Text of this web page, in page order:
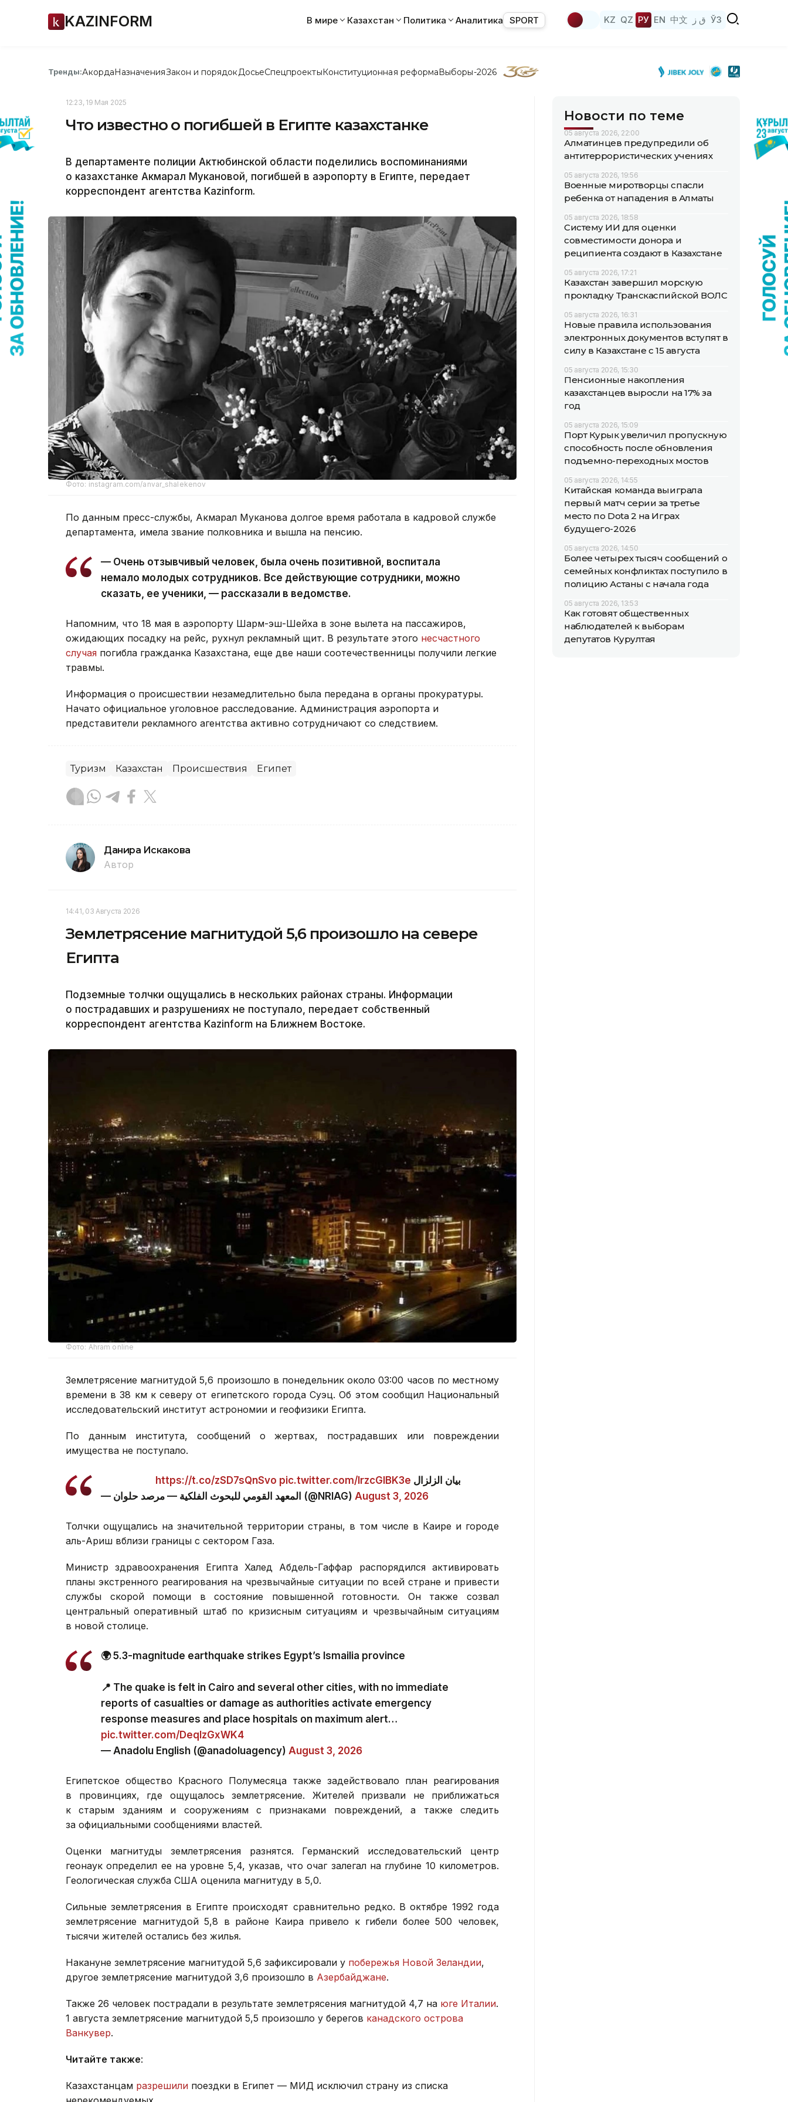
KAZINFORM В мире Казахстан Политика Аналитика SPORT KZ QZ РУ EN 中文 ق ز ЎЗ
Тренды:АкордаНазначенияЗакон и порядок ДосьеСпецпроектыКонституционная реформаВыборы-2026
12:23, 19 Мая 2025
Что известно о погибшей в Египте казахстанке
В департаменте полиции Актюбинской области поделились воспоминаниями
о казахстанке Акмарал Мукановой, погибшей в аэропорту в Египте, передает
корреспондент агентства Kazinform.
Фото: instagram.com/anvar_shalekenov
По данным пресс-службы, Акмарал Муканова долгое время работала в кадровой службе
департамента, имела звание полковника и вышла на пенсию.
— Очень отзывчивый человек, была очень позитивной, воспитала
немало молодых сотрудников. Все действующие сотрудники, можно
сказать, ее ученики, — рассказали в ведомстве.
Напомним, что 18 мая в аэропорту Шарм-эш-Шейха в зоне вылета на пассажиров,
ожидающих посадку на рейс, рухнул рекламный щит. В результате этого несчастного
случая погибла гражданка Казахстана, еще две наши соотечественницы получили легкие
травмы.
Информация о происшествии незамедлительно была передана в органы прокуратуры.
Начато официальное уголовное расследование. Администрация аэропорта и
представители рекламного агентства активно сотрудничают со следствием.
Туризм Казахстан Происшествия Египет
Данира Искакова
Автор
14:41, 03 Августа 2026
Землетрясение магнитудой 5,6 произошло на севере
Египта
Подземные толчки ощущались в нескольких районах страны. Информации
о пострадавших и разрушениях не поступало, передает собственный
корреспондент агентства Kazinform на Ближнем Востоке.
Фото: Ahram online
Землетрясение магнитудой 5,6 произошло в понедельник около 03:00 часов по местному
времени в 38 км к северу от египетского города Суэц. Об этом сообщил Национальный
исследовательский институт астрономии и геофизики Египта.
По данным института, сообщений о жертвах, пострадавших или повреждении
имущества не поступало.
بيان الزلزال https://t.co/zSD7sQnSvo pic.twitter.com/lrzcGlBK3e
— المعهد القومي للبحوث الفلكية — مرصد حلوان (@NRIAG) August 3, 2026
Толчки ощущались на значительной территории страны, в том числе в Каире и городе
аль-Ариш вблизи границы с сектором Газа.
Министр здравоохранения Египта Халед Абдель-Гаффар распорядился активировать
планы экстренного реагирования на чрезвычайные ситуации по всей стране и привести
службы скорой помощи в состояние повышенной готовности. Он также созвал
центральный оперативный штаб по кризисным ситуациям и чрезвычайным ситуациям
в новой столице.
🌍 5.3-magnitude earthquake strikes Egypt’s Ismailia province
📍 The quake is felt in Cairo and several other cities, with no immediate
reports of casualties or damage as authorities activate emergency
response measures and place hospitals on maximum alert…
pic.twitter.com/DeqlzGxWK4
— Anadolu English (@anadoluagency) August 3, 2026
Египетское общество Красного Полумесяца также задействовало план реагирования
в провинциях, где ощущалось землетрясение. Жителей призвали не приближаться
к старым зданиям и сооружениям с признаками повреждений, а также следить
за официальными сообщениями властей.
Оценки магнитуды землетрясения разнятся. Германский исследовательский центр
геонаук определил ее на уровне 5,4, указав, что очаг залегал на глубине 10 километров.
Геологическая служба США оценила магнитуду в 5,0.
Сильные землетрясения в Египте происходят сравнительно редко. В октябре 1992 года
землетрясение магнитудой 5,8 в районе Каира привело к гибели более 500 человек,
тысячи жителей остались без жилья.
Накануне землетрясение магнитудой 5,6 зафиксировали у побережья Новой Зеландии,
другое землетрясение магнитудой 3,6 произошло в Азербайджане.
Также 26 человек пострадали в результате землетрясения магнитудой 4,7 на юге Италии.
1 августа землетрясение магнитудой 5,5 произошло у берегов канадского острова
Ванкувер.
Читайте также:
Казахстанцам разрешили поездки в Египет — МИД исключил страну из списка
Новости по теме
05 августа 2026, 22:00
Алматинцев предупредили об
антитеррористических учениях
05 августа 2026, 19:56
Военные миротворцы спасли
ребенка от нападения в Алматы
05 августа 2026, 18:58
Систему ИИ для оценки
совместимости донора и
реципиента создают в Казахстане
05 августа 2026, 17:21
Казахстан завершил морскую
прокладку Транскаспийской ВОЛС
05 августа 2026, 16:31
Новые правила использования
электронных документов вступят в
силу в Казахстане с 15 августа
05 августа 2026, 15:30
Пенсионные накопления
казахстанцев выросли на 17% за
год
05 августа 2026, 15:09
Порт Курык увеличил пропускную
способность после обновления
подъемно-переходных мостов
05 августа 2026, 14:55
Китайская команда выиграла
первый матч серии за третье
место по Dota 2 на Играх
будущего-2026
05 августа 2026, 14:50
Более четырех тысяч сообщений о
семейных конфликтах поступило в
полицию Астаны с начала года
05 августа 2026, 13:53
Как готовят общественных
наблюдателей к выборам
депутатов Курултая